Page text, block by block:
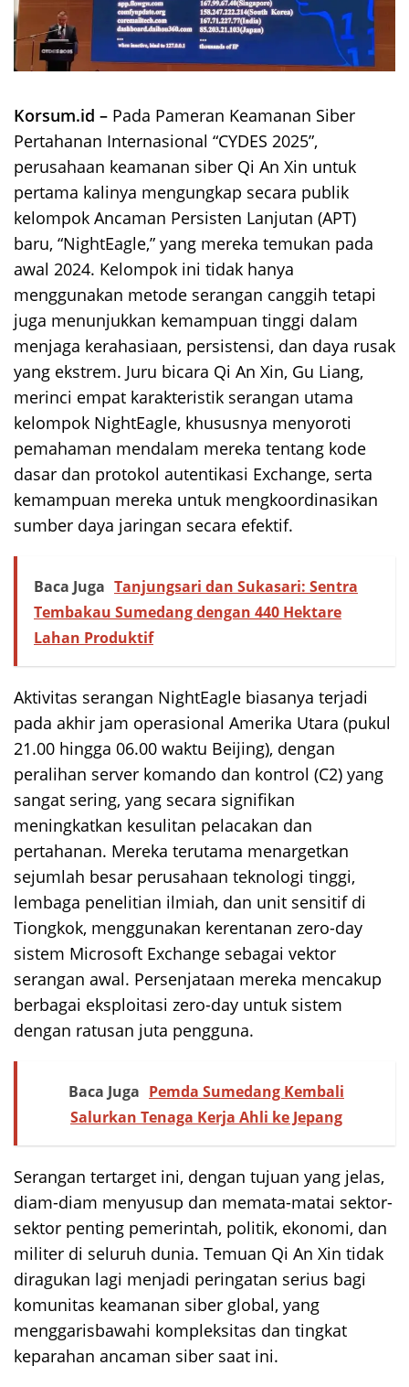
Korsum.id – Pada Pameran Keamanan Siber
Pertahanan Internasional “CYDES 2025”,
perusahaan keamanan siber Qi An Xin untuk
pertama kalinya mengungkap secara publik
kelompok Ancaman Persisten Lanjutan (APT)
baru, “NightEagle,” yang mereka temukan pada
awal 2024. Kelompok ini tidak hanya
menggunakan metode serangan canggih tetapi
juga menunjukkan kemampuan tinggi dalam
menjaga kerahasiaan, persistensi, dan daya rusak
yang ekstrem. Juru bicara Qi An Xin, Gu Liang,
merinci empat karakteristik serangan utama
kelompok NightEagle, khususnya menyoroti
pemahaman mendalam mereka tentang kode
dasar dan protokol autentikasi Exchange, serta
kemampuan mereka untuk mengkoordinasikan
sumber daya jaringan secara efektif.
Baca Juga Tanjungsari dan Sukasari: Sentra
Tembakau Sumedang dengan 440 Hektare
Lahan Produktif
Aktivitas serangan NightEagle biasanya terjadi
pada akhir jam operasional Amerika Utara (pukul
21.00 hingga 06.00 waktu Beijing), dengan
peralihan server komando dan kontrol (C2) yang
sangat sering, yang secara signifikan
meningkatkan kesulitan pelacakan dan
pertahanan. Mereka terutama menargetkan
sejumlah besar perusahaan teknologi tinggi,
lembaga penelitian ilmiah, dan unit sensitif di
Tiongkok, menggunakan kerentanan zero-day
sistem Microsoft Exchange sebagai vektor
serangan awal. Persenjataan mereka mencakup
berbagai eksploitasi zero-day untuk sistem
dengan ratusan juta pengguna.
Baca Juga Pemda Sumedang Kembali
Salurkan Tenaga Kerja Ahli ke Jepang
Serangan tertarget ini, dengan tujuan yang jelas,
diam-diam menyusup dan memata-matai sektor-
sektor penting pemerintah, politik, ekonomi, dan
militer di seluruh dunia. Temuan Qi An Xin tidak
diragukan lagi menjadi peringatan serius bagi
komunitas keamanan siber global, yang
menggarisbawahi kompleksitas dan tingkat
keparahan ancaman siber saat ini.